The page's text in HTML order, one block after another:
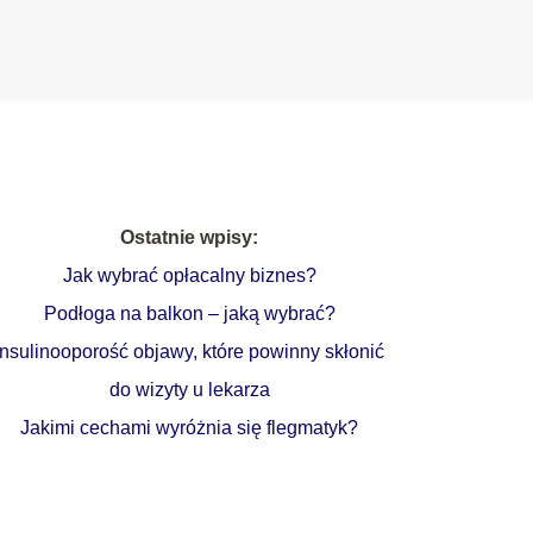
Ostatnie wpisy:
Jak wybrać opłacalny biznes?
Podłoga na balkon – jaką wybrać?
Insulinooporość objawy, które powinny skłonić
do wizyty u lekarza
Jakimi cechami wyróżnia się flegmatyk?